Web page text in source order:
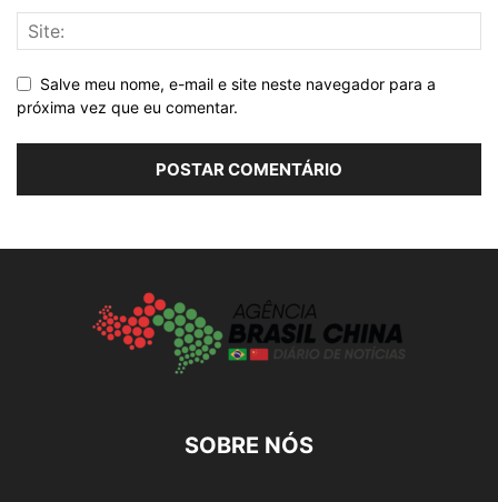
Salve meu nome, e-mail e site neste navegador para a
próxima vez que eu comentar.
SOBRE NÓS